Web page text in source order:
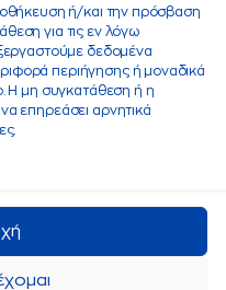
ή/και την πρόσβαση
για τις εν λόγω
δεδομένα
περιήγησης ή μοναδικά
Η μη συγκατάθεση ή η
επηρεάσει αρνητικά